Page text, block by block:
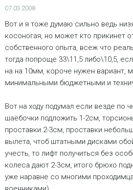
07.03.2008
Вот и я тоже думаю сильно ведь
косоногая, но может кто прикинет
собственного опыта, всеж что
тогда попроще 33\11,5 либо\10,5,
на на 10мм, короче нужен вариант,
минимальными бюджетными и
Вот на ходу подумал если везде по
шаёбочки подложить 1-2см,
проставки 2-3см, проставки
вылета, чтоб штатными дисками
учесть, то лифт получиться без
колеса дают 2-3см, итого брюхо
уже наравне со многими